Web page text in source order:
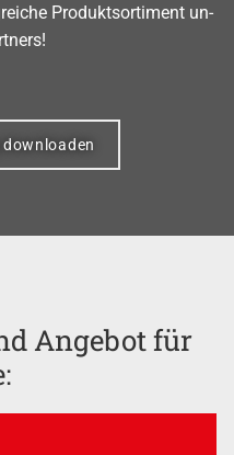
Pro­dukt­sor­ti­ment un­
Angebot für